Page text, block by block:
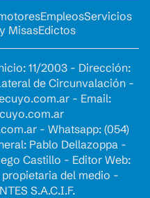
EmpleosServicios
MisasEdictos
11/2003 - Dirección:
de Circunvalación -
- Email:
- Whatsapp: (054)
Pablo Dellazoppa -
Castillo - Editor Web:
del medio -
S.A.C.I.F.